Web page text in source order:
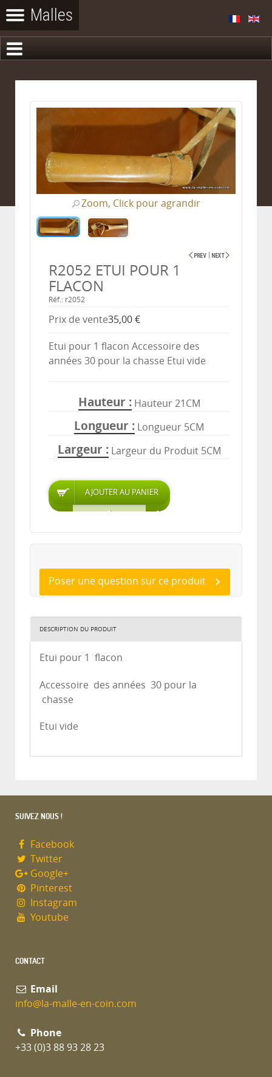
Zoom, Click pour agrandir
R2052 ETUI POUR 1
FLACON
Réf.: r2052
Prix ​​de vente35,00 €
Etui pour 1 flacon Accessoire des
années 30 pour la chasse Etui vide
Hauteur Hauteur 21CM
Longueur Longueur 5CM
Largeur Largeur du Produit 5CM
Poser une question sur ce produit
DESCRIPTION DU PRODUIT
Etui pour 1 flacon
Accessoire des années 30 pour la
chasse
Etui vide
SUIVEZ NOUS !
Facebook
Twitter
Google+
Pinterest
Instagram
Youtube
CONTACT
Email
info@la-malle-en-coin.com
Phone
+33 (0)3 88 93 28 23